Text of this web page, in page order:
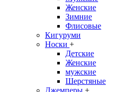
Женские
Зимние
Флисовые
Кигуруми
Носки +
Детские
Женские
мужские
Шерстяные
Джемперы +